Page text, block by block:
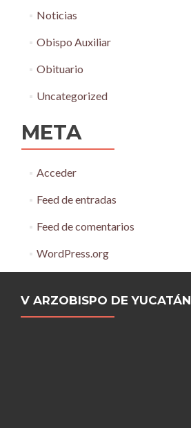
Noticias
Obispo Auxiliar
Obituario
Uncategorized
META
Acceder
Feed de entradas
Feed de comentarios
WordPress.org
V ARZOBISPO DE YUCATÁN